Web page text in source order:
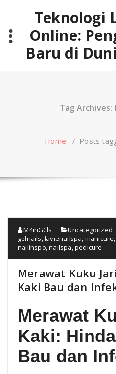
Teknologi
Online:
Baru di
Tag Archives:
Home / Posts
M4inG0ls Uncategorized
gelnails ,lavienailspa manicure
nailinspo ,nailspa ,pedicure
Merawat Kuku
Kaki Bau dan
Merawat
Kaki:
Bau dan